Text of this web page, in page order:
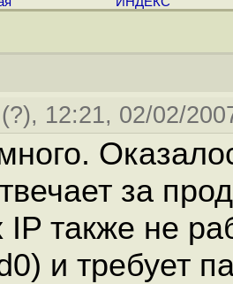
(?), 12:21, 02/02/
за
также не
и требует